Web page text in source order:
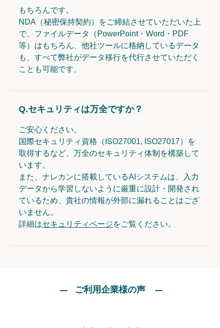
もちろんです。
NDA（秘密保持契約）をご締結させていただいた上
で、ファイルデータ（PowerPoint・Word・PDF
等）はもちろん、他社ツールに格納しているデータ
も、すべて弊社がデータ移行を代行させていただく
ことも可能です。
Q.セキュリティは万全ですか？
ご安心ください。
国際セキュリティ資格（ISO27001, ISO27017）を
取得するなど、万全のセキュリティ体制を構築して
います。
また、ナレカンに搭載しているAIシステムは、入力
データから学習しないように厳重に設計・開発され
ているため、貴社の情報が外部に漏れることはござ
いません。
詳細はセキュリティページをご覧ください。
ご利用企業様の声